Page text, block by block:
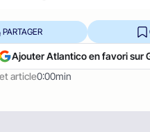
article0:00min
PARTAGER
Ajouter Atlantico en favori sur